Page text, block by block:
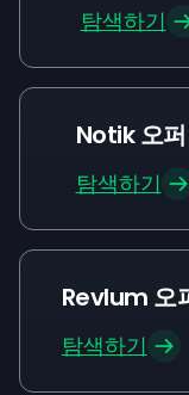
탐색하기
Notik 오
탐색하기
Revlum 오
탐색하기